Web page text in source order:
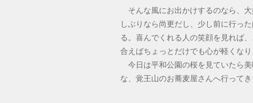
そんな風にお出かけするのなら、
しぶりなら尚更だし、少し前に行っ
る。喜んでくれる人の笑顔を見れば
合えばちょっとだけでも心が軽くなり
今日は平和公園の桜を見ていたら
な、覚王山のお蕎麦屋さんへ行ってき